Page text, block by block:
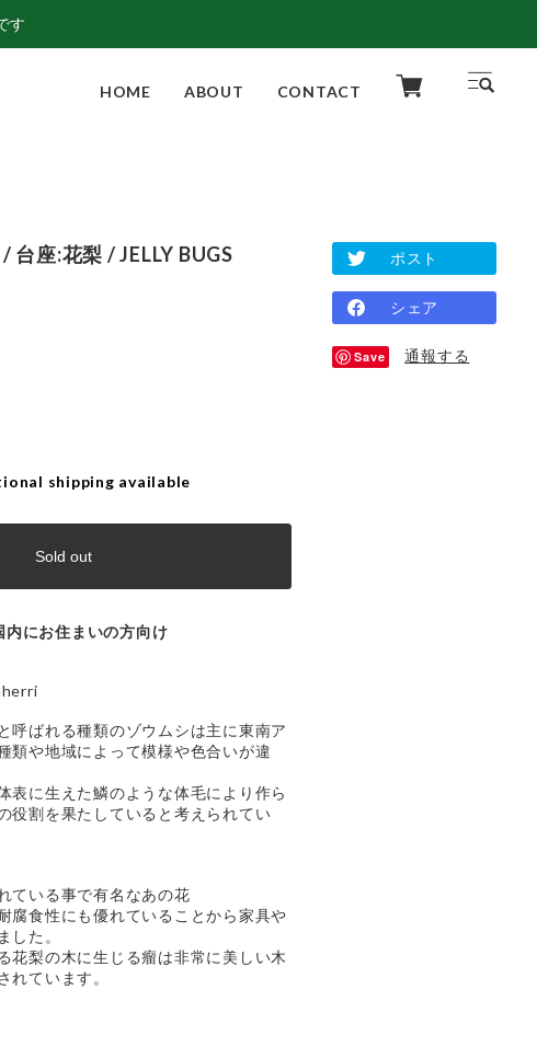
す
HOME ABOUT CONTACT
台座:花梨 / JELLY BUGS
shipping available
Sold out
内にお住まいの方向け
呼ばれる種類のゾウムシは主に東南ア
類や地域によって模様や色合いが違
表に生えた鱗のような体毛により作ら
役割を果たしていると考えられてい
ている事で有名なあの花
腐食性にも優れていることから家具や
した。
花梨の木に生じる瘤は非常に美しい木
れています。
ポスト
シェア
Save 通報する